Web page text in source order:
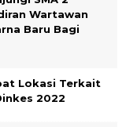
Wartawan
Baru Bagi
Lokasi Terkait
2022